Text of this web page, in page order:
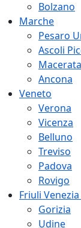
Bolzano
Marche
Pesaro
Ascoli
Macerata
Ancona
Veneto
Verona
Vicenza
Belluno
Treviso
Padova
Rovigo
Friuli
Gorizia
Udine